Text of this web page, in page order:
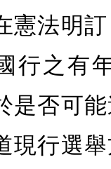
憲法明
行之有
是否可
現行選